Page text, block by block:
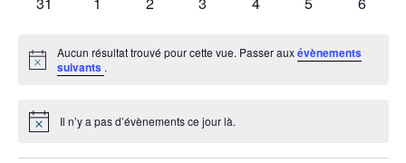
Notice
Aucun résultat trouvé pour cette vue. Passer auxévènements
suivants .
Notice Il n’y a pas d’évènements ce jour là.